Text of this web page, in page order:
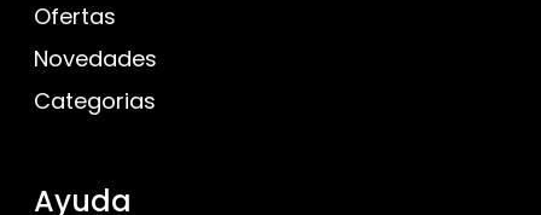
Ofertas
Novedades
Categorias
Ayuda